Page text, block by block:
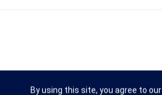
By using this site, you agree to our